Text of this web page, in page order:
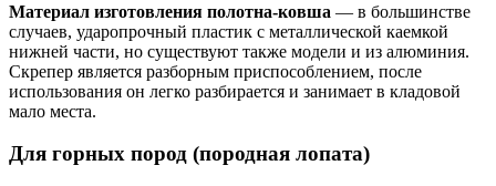
Материал изготовления полотна-ковша — в большинстве
случаев, ударопрочный пластик с металлической каемкой
нижней части, но существуют также модели и из алюминия.
Скрепер является разборным приспособлением, после
использования он легко разбирается и занимает в кладовой
мало места.
Для горных пород (породная лопата)